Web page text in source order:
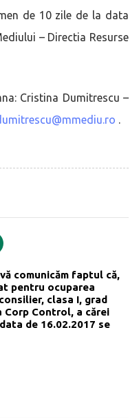
de 10 zile de la data
– Directia Resurse
Cristina Dumitrescu –
.
comunicăm faptul că,
pentru ocuparea
clasa I, grad
Control, a cărei
de 16.02.2017 se